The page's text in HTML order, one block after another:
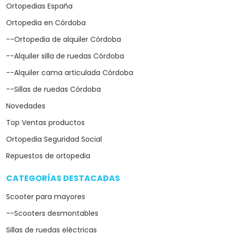
Ortopedias España
Ortopedia en Córdoba
--Ortopedia de alquiler Córdoba
--Alquiler silla de ruedas Córdoba
--Alquiler cama articulada Córdoba
--Sillas de ruedas Córdoba
Novedades
Top Ventas productos
Ortopedia Seguridad Social
Repuestos de ortopedia
CATEGORÍAS DESTACADAS
Scooter para mayores
--Scooters desmontables
Sillas de ruedas eléctricas